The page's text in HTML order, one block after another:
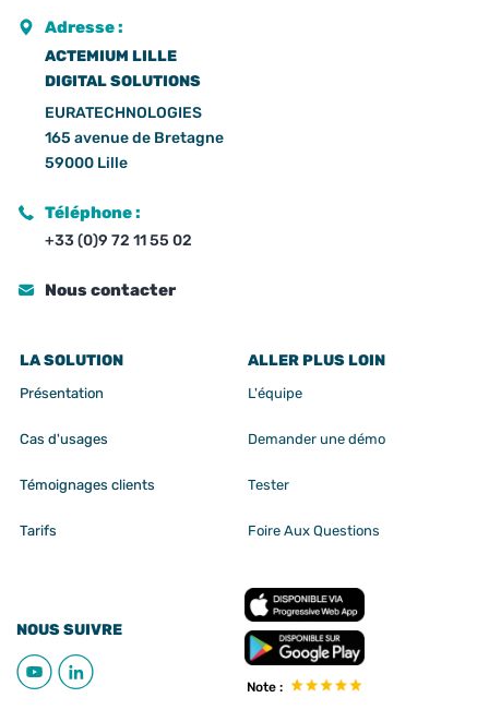
Adresse :
ACTEMIUM LILLE
DIGITAL SOLUTIONS
EURATECHNOLOGIES
165 avenue de Bretagne
59000 Lille
Téléphone :
+33 (0)9 72 11 55 02
Nous contacter
LA SOLUTION
Présentation
Cas d'usages
Témoignages clients
Tarifs
ALLER PLUS LOIN
L'équipe
Demander une démo
Tester
Foire Aux Questions
NOUS SUIVRE
Note :